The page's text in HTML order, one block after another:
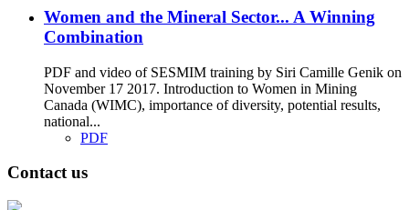
Women and the Mineral Sector... A Winning
Combination
PDF and video of SESMIM training by Siri Camille Genik on
November 17 2017. Introduction to Women in Mining
Canada (WIMC), importance of diversity, potential results,
national...
PDF
Contact us